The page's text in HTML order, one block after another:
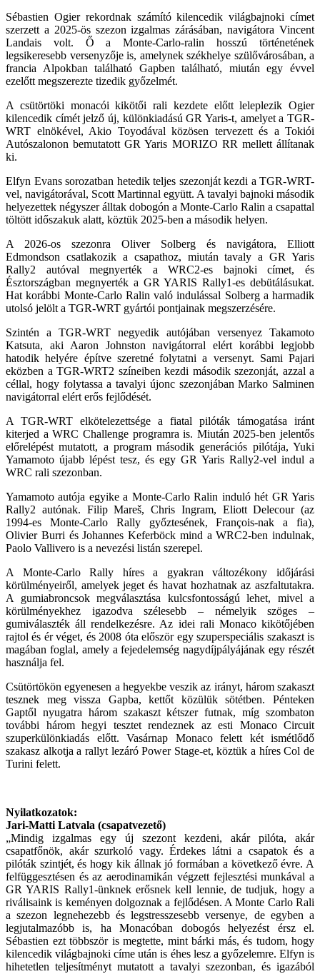
Sébastien Ogier rekordnak számító kilencedik világbajnoki címet
szerzett a 2025-ös szezon izgalmas zárásában, navigátora Vincent
Landais volt. Ő a Monte-Carlo-ralin hosszú történetének
legsikeresebb versenyzője is, amelynek székhelye szülővárosában, a
francia Alpokban található Gapben található, miután egy évvel
ezelőtt megszerezte tizedik győzelmét.
A csütörtöki monacói kikötői rali kezdete előtt leleplezik Ogier
kilencedik címét jelző új, különkiadású GR Yaris-t, amelyet a TGR-
WRT elnökével, Akio Toyodával közösen tervezett és a Tokiói
Autószalonon bemutatott GR Yaris MORIZO RR mellett állítanak
ki.
Elfyn Evans sorozatban hetedik teljes szezonját kezdi a TGR-WRT-
vel, navigátorával, Scott Martinnal együtt. A tavalyi bajnoki második
helyezettek négyszer álltak dobogón a Monte-Carlo Ralin a csapattal
töltött időszakuk alatt, köztük 2025-ben a második helyen.
A 2026-os szezonra Oliver Solberg és navigátora, Elliott
Edmondson csatlakozik a csapathoz, miután tavaly a GR Yaris
Rally2 autóval megnyerték a WRC2-es bajnoki címet, és
Észtországban megnyerték a GR YARIS Rally1-es debütálásukat.
Hat korábbi Monte-Carlo Ralin való indulással Solberg a harmadik
utolsó jelölt a TGR-WRT gyártói pontjainak megszerzésére.
Szintén a TGR-WRT negyedik autójában versenyez Takamoto
Katsuta, aki Aaron Johnston navigátorral elért korábbi legjobb
hatodik helyére építve szeretné folytatni a versenyt. Sami Pajari
eközben a TGR-WRT2 színeiben kezdi második szezonját, azzal a
céllal, hogy folytassa a tavalyi újonc szezonjában Marko Salminen
navigátorral elért erős fejlődését.
A TGR-WRT elkötelezettsége a fiatal pilóták támogatása iránt
kiterjed a WRC Challenge programra is. Miután 2025-ben jelentős
előrelépést mutatott, a program második generációs pilótája, Yuki
Yamamoto újabb lépést tesz, és egy GR Yaris Rally2-vel indul a
WRC rali szezonban.
Yamamoto autója egyike a Monte-Carlo Ralin induló hét GR Yaris
Rally2 autónak. Filip Mareš, Chris Ingram, Eliott Delecour (az
1994-es Monte-Carlo Rally győztesének, François-nak a fia),
Olivier Burri és Johannes Keferböck mind a WRC2-ben indulnak,
Paolo Vallivero is a nevezési listán szerepel.
A Monte-Carlo Rally híres a gyakran változékony időjárási
körülményeiről, amelyek jeget és havat hozhatnak az aszfaltutakra.
A gumiabroncsok megválasztása kulcsfontosságú lehet, mivel a
körülményekhez igazodva szélesebb – némelyik szöges –
gumiválaszték áll rendelkezésre. Az idei rali Monaco kikötőjében
rajtol és ér véget, és 2008 óta először egy szuperspeciális szakaszt is
magában foglal, amely a fejedelemség nagydíjpályájának egy részét
használja fel.
Csütörtökön egyenesen a hegyekbe veszik az irányt, három szakaszt
tesznek meg vissza Gapba, kettőt közülük sötétben. Pénteken
Gaptől nyugatra három szakaszt kétszer futnak, míg szombaton
további három hegyi tesztet rendeznek az esti Monaco Circuit
szuperkülönkiadás előtt. Vasárnap Monaco felett két ismétlődő
szakasz alkotja a rallyt lezáró Power Stage-et, köztük a híres Col de
Turini felett.
Nyilatkozatok:
Jari-Matti Latvala (csapatvezető)
„Mindig izgalmas egy új szezont kezdeni, akár pilóta, akár
csapatfőnök, akár szurkoló vagy. Érdekes látni a csapatok és a
pilóták szintjét, és hogy kik állnak jó formában a következő évre. A
felfüggesztésen és az aerodinamikán végzett fejlesztési munkával a
GR YARIS Rally1-ünknek erősnek kell lennie, de tudjuk, hogy a
riválisaink is keményen dolgoznak a fejlődésen. A Monte Carlo Rali
a szezon legnehezebb és legstresszesebb versenye, de egyben a
legjutalmazóbb is, ha Monacóban dobogós helyezést érsz el.
Sébastien ezt többször is megtette, mint bárki más, és tudom, hogy
kilencedik világbajnoki címe után is éhes lesz a győzelemre. Elfyn is
hihetetlen teljesítményt mutatott a tavalyi szezonban, és igazából